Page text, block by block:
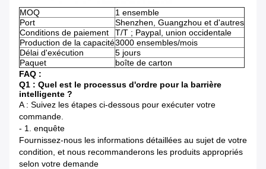
MOQ
1 ensemble
Port
Shenzhen, Guangzhou et d'autres
Conditions de paiement
T/T ; Paypal, union occidentale
Production de la capacité3000 ensembles/mois
Délai d'exécution
5 jours
Paquet
boîte de carton
FAQ :
Q1 : Quel est le processus d'ordre pour la barrière
intelligente ?
A : Suivez les étapes ci-dessous pour exécuter votre
commande.
- 1. enquête
Fournissez-nous les informations détaillées au sujet de votre
condition, et nous recommanderons les produits appropriés
selon votre demande